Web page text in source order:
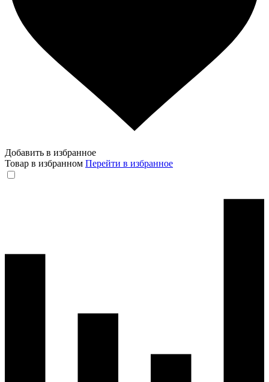
Добавить в избранное
Товар в избранном Перейти в избранное